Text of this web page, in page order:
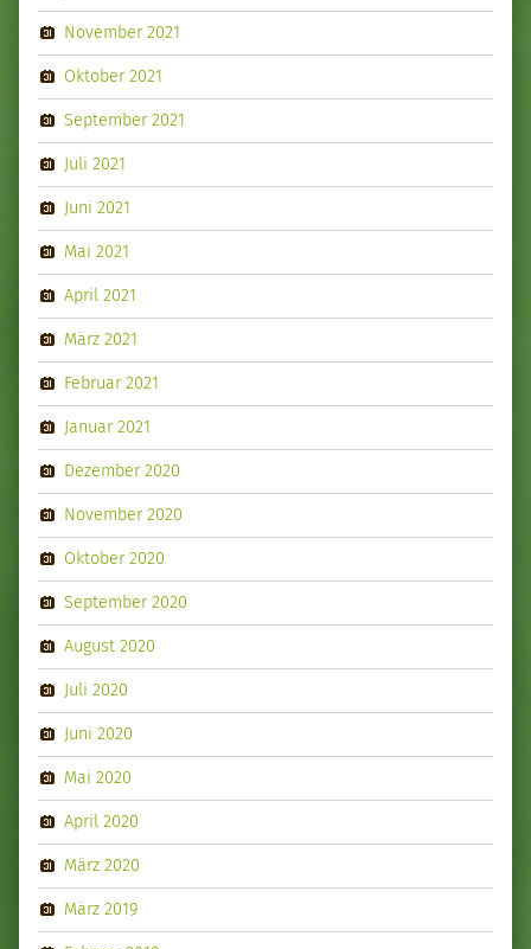
November 2021
Oktober 2021
September 2021
Juli 2021
Juni 2021
Mai 2021
April 2021
März 2021
Februar 2021
Januar 2021
Dezember 2020
November 2020
Oktober 2020
September 2020
August 2020
Juli 2020
Juni 2020
Mai 2020
April 2020
März 2020
März 2019